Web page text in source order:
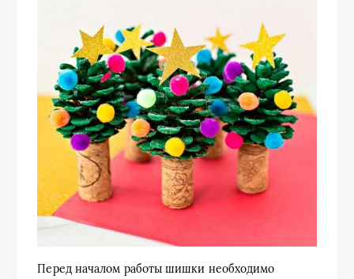
Перед началом работы шишки необходимо